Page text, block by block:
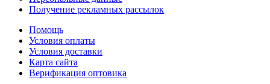
Получение рекламных рассылок
Помощь
Условия оплаты
Условия доставки
Карта сайта
Верификация оптовика